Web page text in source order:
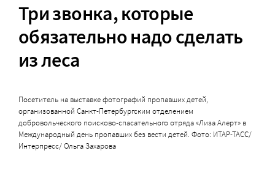
Три звонка, которые
обязательно надо сделать
из леса
Посетитель на выставке фотографий пропавших детей,
организованной Санкт-Петербургским отделением
добровольческого поисково-спасательного отряда «Лиза Алерт» в
Международный день пропавших без вести детей. Фото: ИТАР-ТАСС/
Интерпресс/ Ольга Захарова